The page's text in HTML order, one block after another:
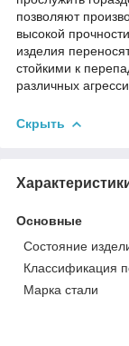
позволяют
высокой
изделия
стойкими к
различных
Скрыть
Основные
Состояние
Классификация
Марка стали